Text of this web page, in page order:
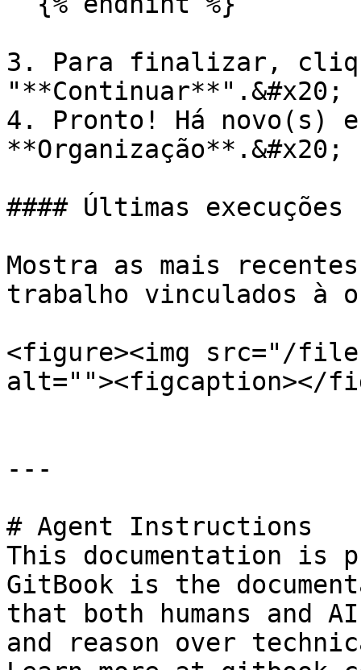
3. Para finalizar,
"**Continuar**".&#x20;
4. Pronto! Há novo(s)
**Organização**.&#x20;
#### Últimas execuções
Mostra as mais
trabalho vinculados à
<figure><img src="/files/
alt=""><figcaption></
---
# Agent Instructions
This documentation is
GitBook is the
that both humans and
and reason over